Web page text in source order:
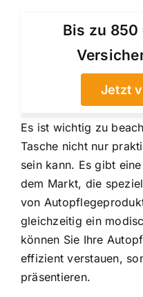
Bis zu 850
Jetzt
Es ist wichtig zu
Tasche nicht nur
sein kann. Es gibt
dem Markt, die
von
gleichzeitig ein
können Sie Ihre
effizient verstauen,
präsentieren.